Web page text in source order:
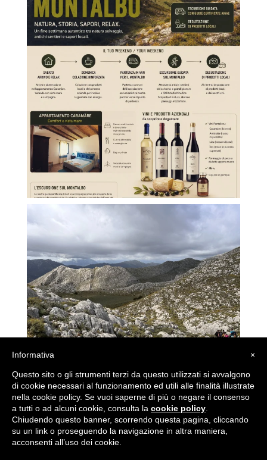
×
Informativa
Questo sito o gli strumenti terzi da questo utilizzati si avvalgono
di cookie necessari al funzionamento ed utili alle finalità illustrate
nella cookie policy. Se vuoi saperne di più o negare il consenso
a tutti o ad alcuni cookie, consulta la cookie policy
Chiudendo questo banner, scorrendo questa pagina, cliccando
su un link o proseguendo la navigazione in altra maniera,
acconsenti all’uso dei cookie.